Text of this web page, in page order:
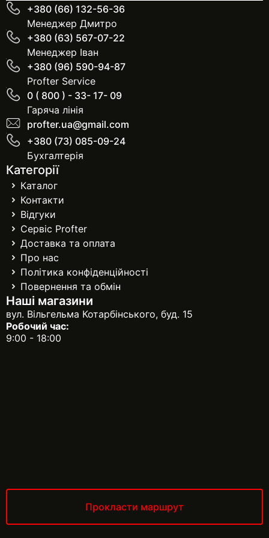
+380 (66) 132-56-36
Менеджер Дмитро
+380 (63) 567-07-22
Менеджер Іван
+380 (96) 590-94-87
Profter Service
0 ( 800 ) - 33- 17- 09
Гаряча лінія
profter.ua@gmail.com
+380 (73) 085-09-24
Бухгалтерія
Категорії
Каталог
Контакти
Відгуки
Сервіс Profter
Доставка та оплата
Про нас
Політика конфіденційності
Повернення та обмін
Наші магазини
вул. Вільгельма Котарбінського, буд. 15
Робочий час:
9:00 - 18:00
Прокласти маршрут